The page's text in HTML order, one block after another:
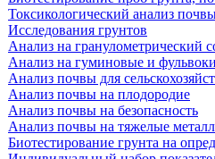
Токсикологический анализ
Исследования грунтов
Анализ на гранулометрический
Анализ на гуминовые и
Анализ почвы для
Анализ почвы на плодородие
Анализ почвы на безопасность
Анализ почвы на тяжелые
Биотестирование грунта на